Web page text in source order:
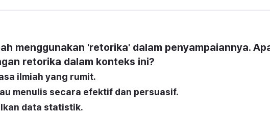
menggunakan 'retorika' dalam penyampaiannya.
retorika dalam konteks ini?
ilmiah yang rumit.
menulis secara efektif dan persuasif.
data statistik.